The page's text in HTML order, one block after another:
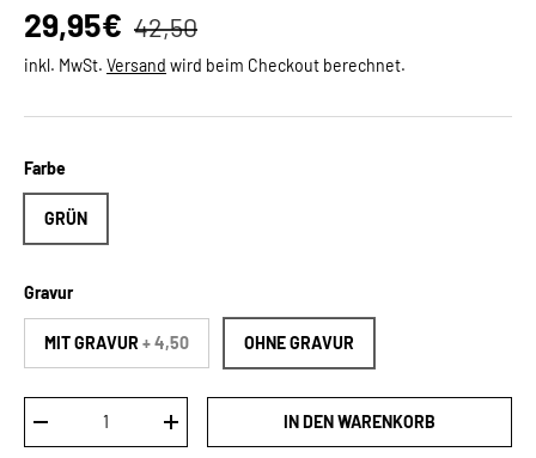
Verkaufspreis
29,95€ Normaler Preis
42,50
inkl. MwSt. Versand wird beim Checkout berechnet.
Farbe
GRÜN
Gravur
MIT GRAVUR + 4,50 OHNE GRAVUR
MENGE VERRINGERNMENGE ERHÖHENIN DEN WARENKORB